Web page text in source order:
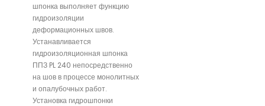
шпонка выполняет функцию
гидроизоляции
деформационных швов.
Устанавливается
гидроизоляционная шпонка
ППЗ PL 240 непосредственно
на шов в процессе монолитных
и опалубочных работ.
Установка гидрошпонки